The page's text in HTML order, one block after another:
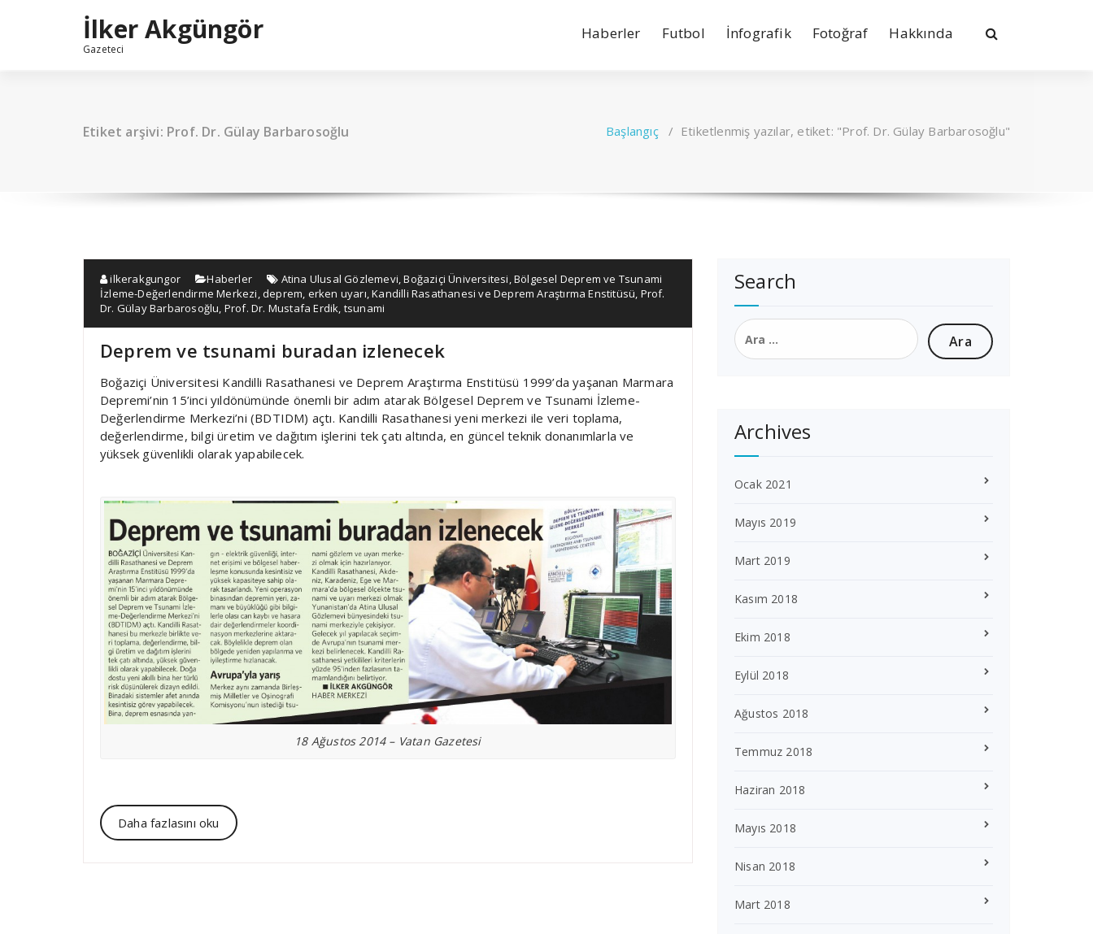
İlker Akgüngör
Gazeteci
Haberler Futbol İnfografik Fotoğraf Hakkında
Etiket arşivi: Prof. Dr. Gülay Barbarosoğlu Başlangıç/ Etiketlenmiş yazılar, etiket: "Prof. Dr. Gülay Barbarosoğlu"
ilkerakgungor Haberler Atina Ulusal Gözlemevi,Boğaziçi Üniversitesi,Bölgesel Deprem ve Tsunami
İzleme-Değerlendirme Merkezi,deprem, erken uyarı,Kandilli Rasathanesi ve Deprem Araştırma Enstitüsü, Prof.
Dr. Gülay Barbarosoğlu, Prof. Dr. Mustafa Erdik, tsunami
Deprem ve tsunami buradan izlenecek
Boğaziçi Üniversitesi Kandilli Rasathanesi ve Deprem Araştırma Enstitüsü 1999’da yaşanan Marmara
Depremi’nin 15’inci yıldönümünde önemli bir adım atarak Bölgesel Deprem ve Tsunami İzleme-
Değerlendirme Merkezi’ni (BDTIDM) açtı. Kandilli Rasathanesi yeni merkezi ile veri toplama,
değerlendirme, bilgi üretim ve dağıtım işlerini tek çatı altında, en güncel teknik donanımlarla ve
yüksek güvenlikli olarak yapabilecek.
18 Ağustos 2014 – Vatan Gazetesi
Daha fazlasını oku
Search
Arama:
Archives
Ocak 2021
Mayıs 2019
Mart 2019
Kasım 2018
Ekim 2018
Eylül 2018
Ağustos 2018
Temmuz 2018
Haziran 2018
Mayıs 2018
Nisan 2018
Mart 2018